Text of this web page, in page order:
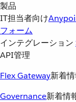
製品
IT担当者向け
フォーム
インテグレーション
API管理
Flex Gateway新着
Governance新着情